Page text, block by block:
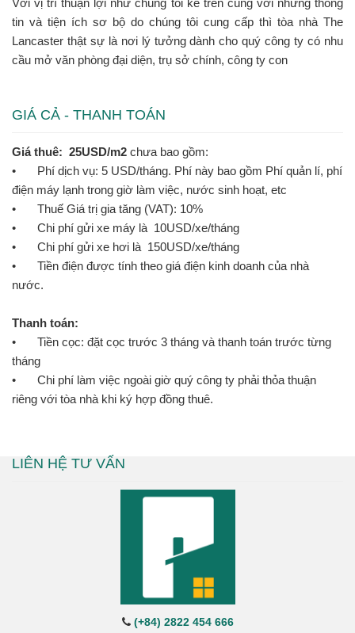
tin và tiện ích sơ bộ do chúng tôi cung cấp thì tòa nhà The
Lancaster thật sự là nơi lý tưởng dành cho quý công ty có nhu
cầu mở văn phòng đại diện, trụ sở chính, công ty con
GIÁ CẢ - THANH TOÁN
Giá thuê: 25USD/m2 chưa bao gồm:
•
Phí dịch vụ: 5 USD/tháng. Phí này bao gồm Phí quản lí, phí
điện máy lạnh trong giờ làm việc, nước sinh hoạt, etc
•
Thuế Giá trị gia tăng (VAT): 10%
•
Chi phí gửi xe máy là 10USD/xe/tháng
•
Chi phí gửi xe hơi là 150USD/xe/tháng
•
Tiền điện được tính theo giá điện kinh doanh của nhà
nước.
Thanh toán:
•
Tiền cọc: đặt cọc trước 3 tháng và thanh toán trước từng
tháng
•
Chi phí làm việc ngoài giờ quý công ty phải thỏa thuận
riêng với tòa nhà khi ký hợp đồng thuê.
LIÊN HỆ TƯ VẤN
(+84) 2822 454 666